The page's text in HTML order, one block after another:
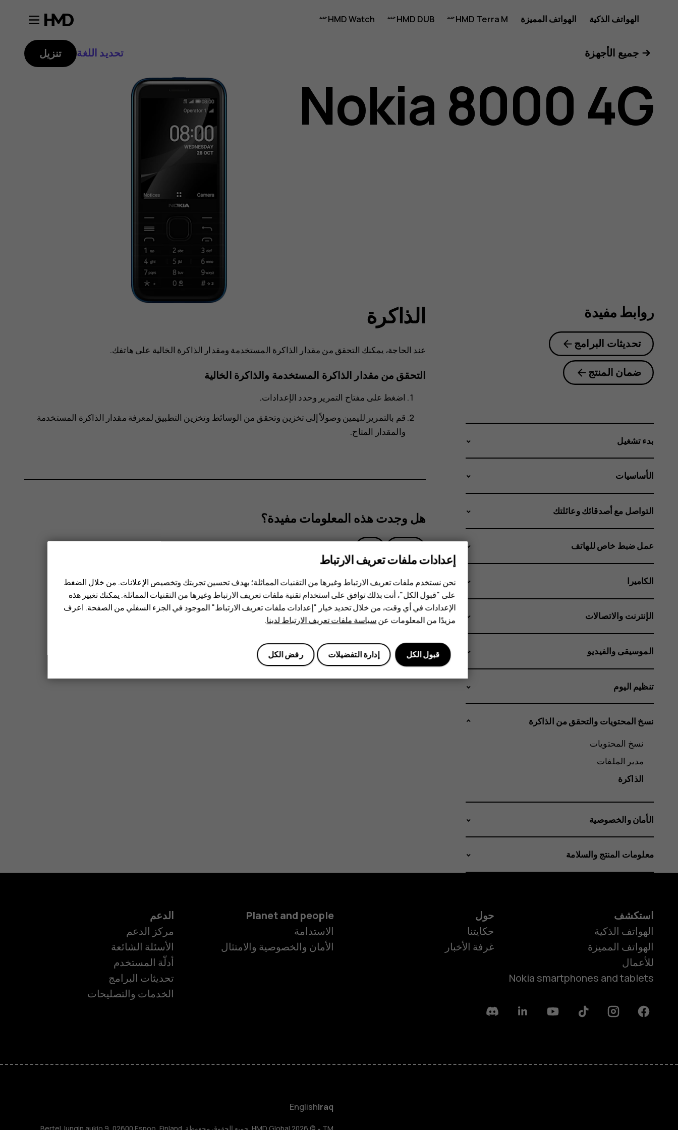
دليل
مستخدم
Nokia
الهواتف الذكية الهواتف المميزة HMD Terra M
HMD DUB
HMD Watch
HMD Terra M
HMD DUB
جميع الأجهزة تحديد اللغة تنزيل
Nokia 8000 4G
الذاكرة
عند الحاجة، يمكنك التحقق من مقدار الذاكرة المستخدمة ومقدار الذاكرة الخالية على هاتفك.
التحقق من مقدار الذاكرة المستخدمة والذاكرة الخالية
اضغط على مفتاح التمرير وحدد الإعدادات.
قم بالتمرير لليمين وصولاً إلى تخزين وتحقق من الوسائط وتخزين التطبيق لمعرفة مقدار الذاكرة المستخدمة
والمقدار المتاح.
هل وجدت هذه المعلومات مفيدة؟
روابط مفيدة
تحديثات البرامج
ضمان المنتج
بدء تشغيل
الأساسيات
التواصل مع أصدقائك وعائلتك
عمل ضبط خاص للهاتف
الكاميرا
الإنترنت والاتصالات
الموسيقى والفيديو
تنظيم اليوم
نسخ المحتويات والتحقق من الذاكرة
نسخ المحتويات
مدير الملفات
الذاكرة
الأمان والخصوصية
معلومات المنتج والسلامة
استكشف
الهواتف الذكية
الهواتف المميزة
للأعمال
Nokia smartphones and tablets
حول
حكايتنا
غرفة الأخبار
Planet and people
الاستدامة
الأمان والخصوصية والامتثال
الدعم
مركز الدعم
الأسئلة الشائعة
أدلّة المستخدم
تحديثات البرامج
الخدمات والتصليحات
Facebook
Instagram
Tiktok
Youtube
Linkedin
Discord
Iraq
English
إعدادات ملفات تعريف الارتباط
نحن نستخدم ملفات تعريف الارتباط وغيرها من التقنيات المماثلة؛ بهدف تحسين تجربتك وتخصيص الإعلانات. من خلال الضغط
على "قبول الكل"، أنت بذلك توافق على استخدام تقنية ملفات تعريف الارتباط وغيرها من التقنيات المماثلة. يمكنك تغيير هذه
الإعدادات في أي وقت، من خلال تحديد خيار "إعدادات ملفات تعريف الارتباط" الموجود في الجزء السفلي من الصفحة. اعرف
مزيدًا من المعلومات عنسياسة ملفات تعريف الارتباط لدينا.
رفض الكل إدارة التفضيلات قبول الكل